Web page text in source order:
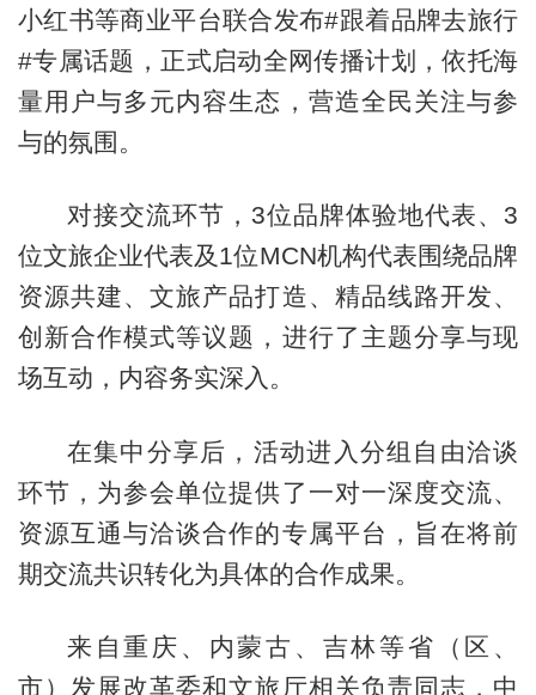
小红书等商业平台联合发布#跟着品牌去旅行
#专属话题，正式启动全网传播计划，依托海
量用户与多元内容生态，营造全民关注与参
与的氛围。
对接交流环节，3位品牌体验地代表、3
位文旅企业代表及1位MCN机构代表围绕品牌
资源共建、文旅产品打造、精品线路开发、
创新合作模式等议题，进行了主题分享与现
场互动，内容务实深入。
在集中分享后，活动进入分组自由洽谈
环节，为参会单位提供了一对一深度交流、
资源互通与洽谈合作的专属平台，旨在将前
期交流共识转化为具体的合作成果。
来自重庆、内蒙古、吉林等省（区、
市）发展改革委和文旅厅相关负责同志，中